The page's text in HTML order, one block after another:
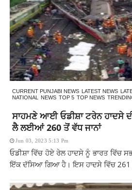
CURRENT PUNJABI NEWS LATEST NEWS
NATIONAL
NEWS TOP 5 TOP NEWS
ਸਾਹਮਣੇ ਆਈ ਓਡੀਸ਼ਾ ਟਰੇਨ ਹਾਦਸੇ
ਲੈ ਲਈਆਂ 260 ਤੋਂ ਵੱਧ ਜਾਨਾਂ
Jun 03, 2023 5:13 Pm
ਓਡੀਸ਼ਾ ਵਿੱਚ ਹੋਏ ਰੇਲ ਹਾਦਸੇ ਨੂੰ ਭਾਰਤ ਵਿੱਚ
ਇੱਕ ਦੱਸਿਆ ਗਿਆ ਹੈ। ਇਸ ਹਾਦਸੇ ਵਿੱਚ 261